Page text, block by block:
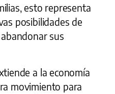
esto representa
posibilidades de
sus
a la economía
movimiento para